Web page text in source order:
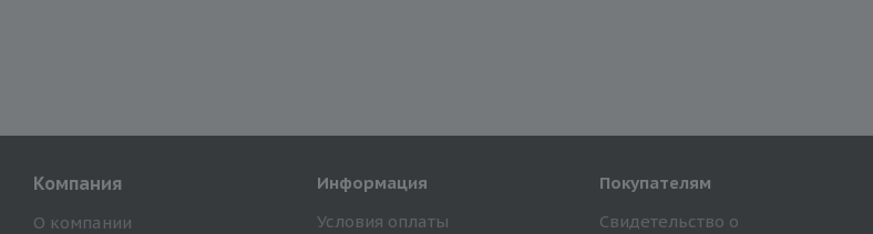
Компания
О компании
Информация
Условия оплаты
Покупателям
Свидетельство о